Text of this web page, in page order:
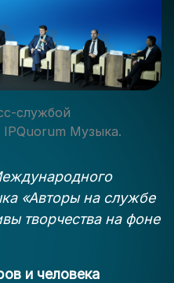
службой
Музыка.
«Авторы на службе
творчества на фоне
и человека